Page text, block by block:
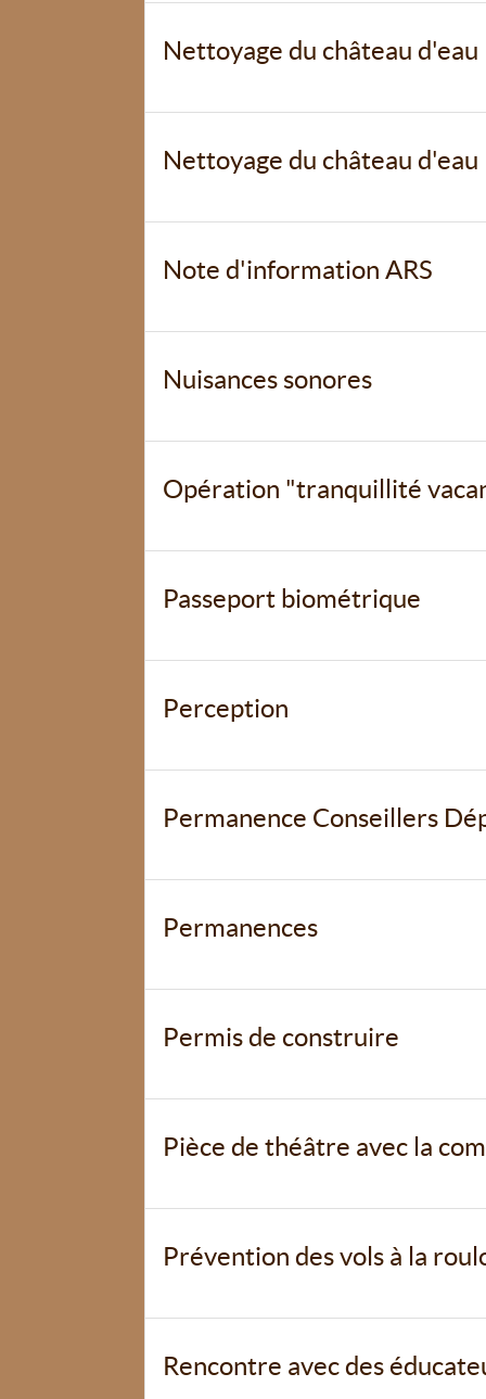
Nettoyage du château d'eau
Nettoyage du château d'eau
Note d'information ARS
Nuisances sonores
Opération "tranquillité
Passeport biométrique
Perception
Permanence Conseillers
Permanences
Permis de construire
Pièce de théâtre avec la
Prévention des vols à la
Rencontre avec des